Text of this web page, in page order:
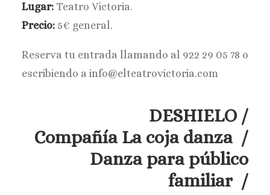
Lugar: Teatro Victoria.
Precio: 5€ general.
Reserva tu entrada llamando al 922 29 05 78 o
escribiendo a info@elteatrovictoria.com
DESHIELO /
Compañía La coja danza /
Danza para público
familiar /